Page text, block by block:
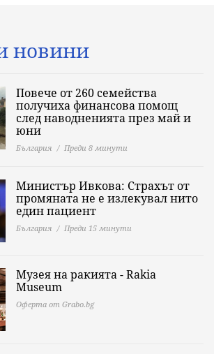
новини
Повече от 260 семейства
получиха финансова помощ
след наводненията през май и
юни
България Преди 8 минути
Министър Ивкова: Страхът от
промяната не е излекувал нито
един пациент
България Преди 15 минути
Музея на ракията - Rakia
Museum
Оферта от Grabo.bg